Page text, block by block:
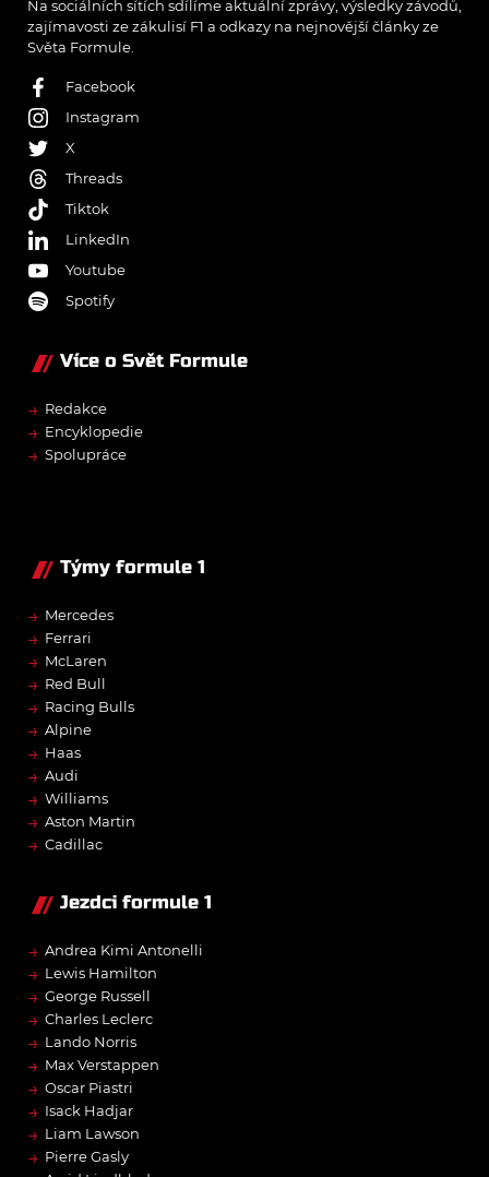
Na sociálních sítích sdílíme aktuální zprávy, výsledky závodů,
zajímavosti ze zákulisí F1 a odkazy na nejnovější články ze
Světa Formule.
Facebook
Instagram
X
Threads
Tiktok
LinkedIn
Youtube
Spotify
Více o Svět Formule
→ Redakce
→ Encyklopedie
→ Spolupráce
Týmy formule 1
→ Mercedes
→ Ferrari
→ McLaren
→ Red Bull
→ Racing Bulls
→ Alpine
→ Haas
→ Audi
→ Williams
→ Aston Martin
→ Cadillac
Jezdci formule 1
→ Andrea Kimi Antonelli
→ Lewis Hamilton
→ George Russell
→ Charles Leclerc
→ Lando Norris
→ Max Verstappen
→ Oscar Piastri
→ Isack Hadjar
→ Liam Lawson
→ Pierre Gasly